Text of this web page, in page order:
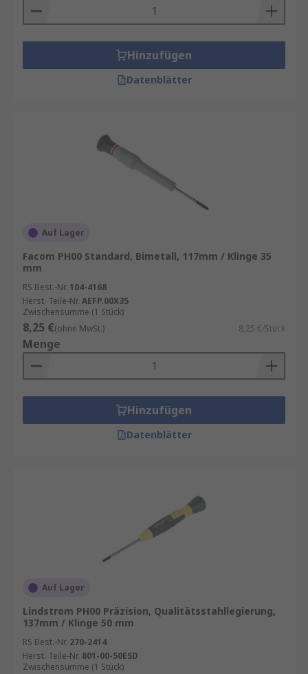
Hinzufügen
Datenblätter
Auf Lager
Facom PH00 Standard, Bimetall, 117mm / Klinge 35
mm
RS Best.-Nr. 104-4168
Herst. Teile-Nr. AEFP.00X35
Zwischensumme (1 Stück)
8,25 €(ohne MwSt.) 8,25 €/Stück
Menge
Hinzufügen
Datenblätter
Auf Lager
Lindstrom PH00 Präzision, Qualitätsstahllegierung,
137mm / Klinge 50 mm
RS Best.-Nr. 270-2414
Herst. Teile-Nr. 801-00-50ESD
Zwischensumme (1 Stück)